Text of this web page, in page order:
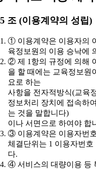
조 (이용계약의 성립)
① 이용계약은 이용자의
육정보원의 이용 승낙에
② 제 1항의 규정에 의해
을 할 때에는 교육정보원
요로 하는
사항을 전자적방식(교육
정보처리 장치에 접속하
는 것을 말합니다)
이나 서면으로 하여야 합
③ 이용계약은 이용자번
체결단위는 1 이용자번호
다.
④ 서비스의 대량이용 등